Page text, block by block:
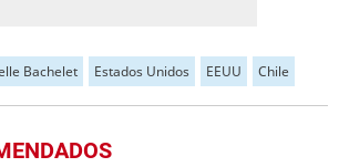
Bachelet Estados Unidos EEUU Chile